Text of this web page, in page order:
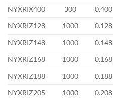
NYXRIX400
300 0.400
NYXRIZ128
1000 0.128
NYXRIZ148
1000 0.148
NYXRIZ168
1000 0.168
NYXRIZ188
1000 0.188
NYXRIZ205
1000 0.208